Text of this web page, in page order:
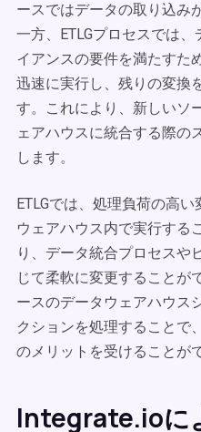
ースではデータの取り込み
一方、ETLGプロセスでは
イアンスの要件を満たすた
迅速に実行し、残りの変換
す。これにより、新しいソ
ェアハウスに統合する際の
します。
ETLGでは、処理負荷の高
ウェアハウス内で実行する
り、データ統合プロセスや
じて柔軟に変更することが
ースのデータウェアハウス
クションを処理することで
のメリットを受けることが
Integrate.ioに